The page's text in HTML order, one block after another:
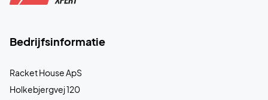
Bedrijfsinformatie
Racket House ApS
Holkebjergvej 120